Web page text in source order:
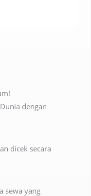
dengan
dicek secara
sewa yang